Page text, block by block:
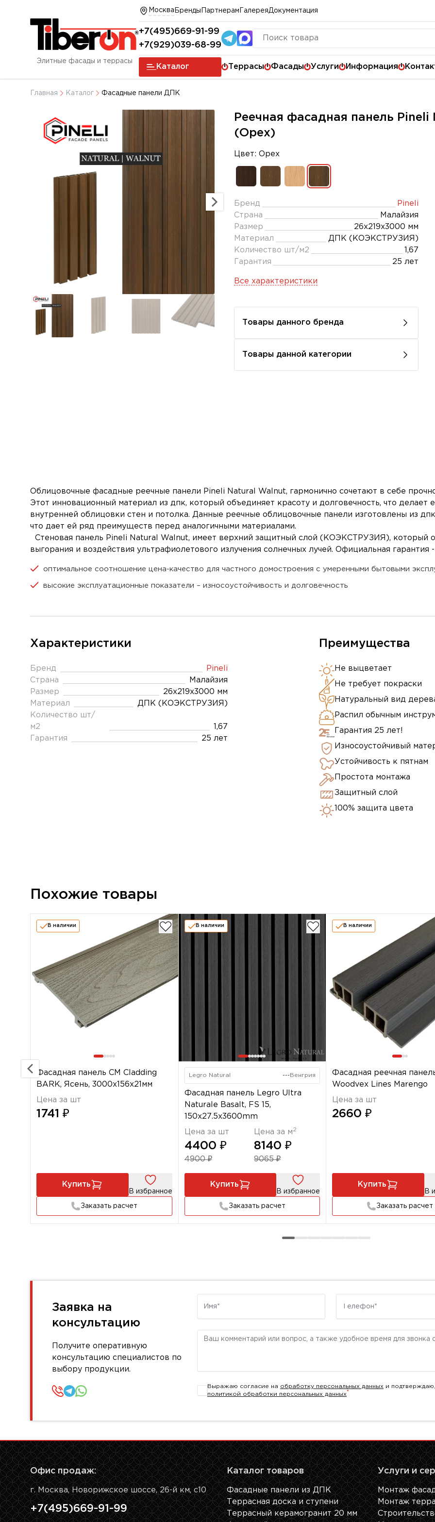
Элитные фасады и террасы
Москва Бренды Партнерам ГалереяДокументация
+7(495)669-91-99
+7(929)039-68-99
Каталог Террасы Фасады Услуги Информация
Главная Каталог Фасадные панели ДПК
Реечная фасадная панель
(Орех)
Цвет: Орех
Бренд
Pineli
Страна
Малайзия
Размер
26x219x3000 мм
Материал
ДПК (КОЭКСТРУЗИЯ)
Количество шт/м2
1,67
Гарантия
25 лет
Все характеристики
Товары данного бренда
Товары данной категории
Облицовочные фасадные реечные панели Pineli Natural Walnut, гармонично сочетают в себе
Этот инновационный материал из дпк, который объединяет красоту и долговечность, что
внутренней облицовки стен и потолка. Данные реечные облицовочные панели изготовлены из
что дает ей ряд преимуществ перед аналогичными материалами.
Стеновая панель Pineli Natural Walnut, имеет верхний защитный слой (КОЭКСТРУЗИЯ), который
выгорания и воздействия ультрафиолетового излучения солнечных лучей. Официальная гарантия
оптимальное соотношение цена-качество для частного домостроения с умеренными бытовыми
высокие эксплуатационные показатели – износоустойчивость и долговечность
Характеристики
Бренд
Pineli
Страна
Малайзия
Размер
26x219x3000 мм
Материал
ДПК (КОЭКСТРУЗИЯ)
Количество шт/
м2
1,67
Гарантия
25 лет
Преимущества
Не выцветает
Не требует покраски
Натуральный вид
Распил обычным
Гарантия 25 лет!
Износоустойчивый
Устойчивость к пятнам
Простота монтажа
Защитный слой
100% защита цвета
Похожие товары
В наличии
Фасадная панель CM Cladding
BARK, Ясень, 3000х156х21мм
Цена за шт
1741 ₽
Купить
В избранное
Заказать расчет
В наличии
Legro Natural --- Венгрия
Фасадная панель Legro Ultra
Naturale Basalt, FS 15,
150х27.5х3600mm
Цена за шт
4400 ₽
4900 ₽
Цена за м2
8140 ₽
9065 ₽
Купить
В избранное
Заказать расчет
В наличии
Фасадная реечная
Woodvex Lines Marengo
Цена за шт
2660 ₽
Купить
В
Заказать расчет
Заявка на
консультацию
Получите оперативную
консультацию специалистов по
выбору продукции.
Комментарий
Выражаю согласие на обработку персональных данных и
политикой обработки персональных данных*
Офис продаж:
г. Москва, Новорижское шоссе, 26-й км, с10
+7(495)669-91-99
Каталог товаров
Фасадные панели из ДПК
Террасная доска и ступени
Террасный керамогранит 20 мм
Услуги и
Монтаж
Монтаж